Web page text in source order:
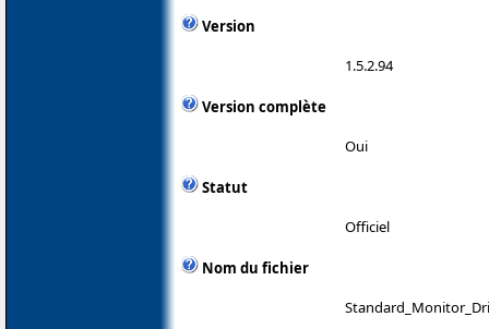
Version
1.5.2.94
Version complète
Oui
Statut
Officiel
Nom du fichier